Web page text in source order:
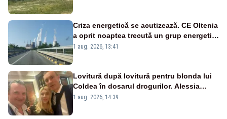
Criza energetică se acutizează. CE Oltenia
a oprit noaptea trecută un grup energetic
de la Rovinari
1 aug. 2026, 13:41
Lovitură după lovitură pentru blonda lui
Coldea în dosarul drogurilor. Alessia
Păcuraru explică decizia magistraților
1 aug. 2026, 14:39